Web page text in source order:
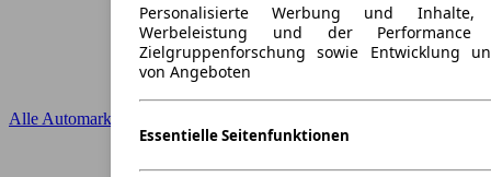
Alle Automarken
Personalisierte Werbung und Inhalte,
Werbeleistung und der
Zielgruppenforschung sowie Entwicklung
von Angeboten
Essentielle Seitenfunktionen